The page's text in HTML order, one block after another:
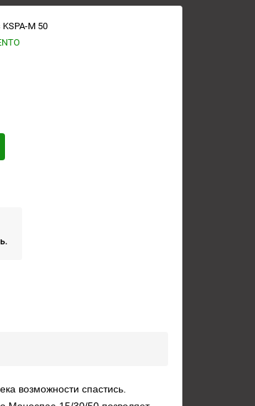
KSPA-M 50
возможности спастись.